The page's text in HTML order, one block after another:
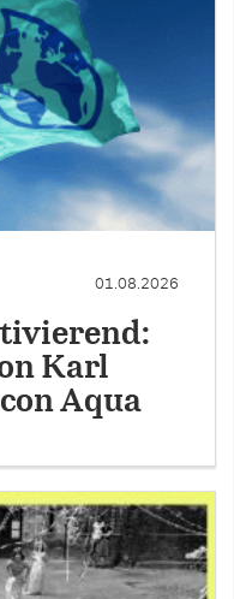
01.08.2026
Karl
Aqua